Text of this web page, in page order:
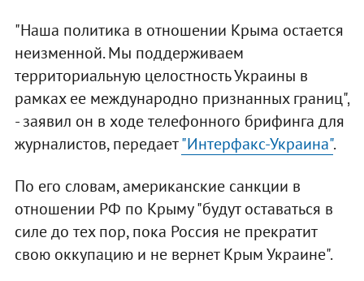
"Наша политика в отношении Крыма остается
неизменной. Мы поддерживаем
территориальную целостность Украины в
рамках ее международно признанных границ",
- заявил он в ходе телефонного брифинга для
журналистов, передает"Интерфакс-Украина".
По его словам, американские санкции в
отношении РФ по Крыму "будут оставаться в
силе до тех пор, пока Россия не прекратит
свою оккупацию и не вернет Крым Украине".